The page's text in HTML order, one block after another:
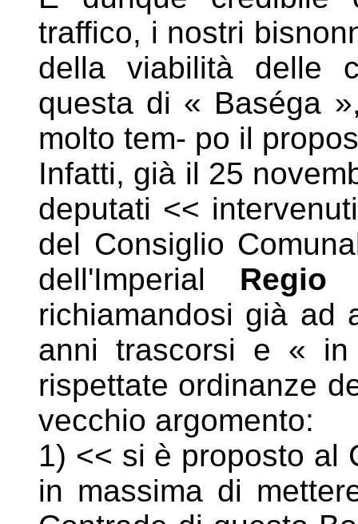
traffico, i nostri
della viabilità delle
questa di « Baséga
molto tem- po il
Infatti, già il 25
deputati <<
del Consiglio
dell'Imperial Regio
richiamandosi già ad
anni trascorsi e « in
rispettate ordinanze
vecchio argomento:
1) << si è proposto al
in massima di